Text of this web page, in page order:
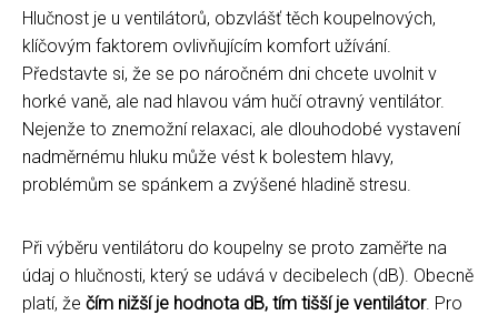
Hlučnost je u ventilátorů, obzvlášť těch koupelnových,
klíčovým faktorem ovlivňujícím komfort užívání.
Představte si, že se po náročném dni chcete uvolnit v
horké vaně, ale nad hlavou vám hučí otravný ventilátor.
Nejenže to znemožní relaxaci, ale dlouhodobé vystavení
nadměrnému hluku může vést k bolestem hlavy,
problémům se spánkem a zvýšené hladině stresu.
Při výběru ventilátoru do koupelny se proto zaměřte na
údaj o hlučnosti, který se udává v decibelech (dB). Obecně
platí, že čím nižší je hodnota dB, tím tišší je ventilátor. Pro